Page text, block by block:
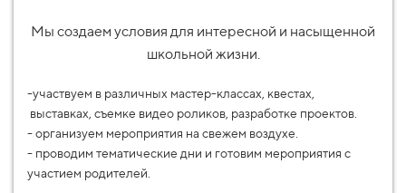
Мы создаем условия для интересной и насыщенной
школьной жизни.
-участвуем в различных мастер-классах, квестах,
выставках, съемке видео роликов, разработке проектов.
- организуем мероприятия на свежем воздухе.
- проводим тематические дни и готовим мероприятия с
участием родителей.